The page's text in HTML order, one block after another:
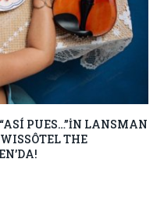
PUES…”İN LANSMAN
THE